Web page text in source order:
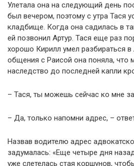
Улетала она на следующий день
был вечером, поэтому с утра Тася
кладбище. Когда она садилась в
ей позвонил Артур. Тася еще раз
хорошо Кирилл умел разбираться
общения с Раисой она поняла, что
наследство до последней капли
– Тася, ты можешь сейчас ко мне
– Да, только напомни адрес, –
Назвав водителю адрес
задумалась: «Еще четыре дня
уже слетелась стая коршунов,